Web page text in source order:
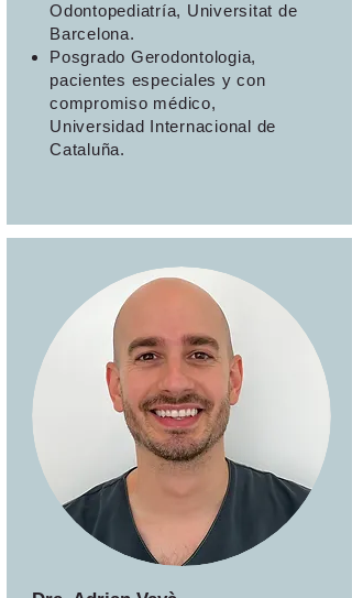
Odontopediatría, Universitat de
Barcelona.
Posgrado Gerodontologia,
pacientes especiales y con
compromiso médico,
Universidad Internacional de
Cataluña.